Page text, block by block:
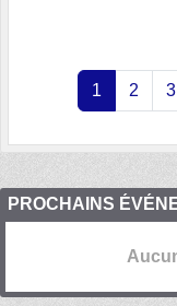
1 2 3
PROCHAINS